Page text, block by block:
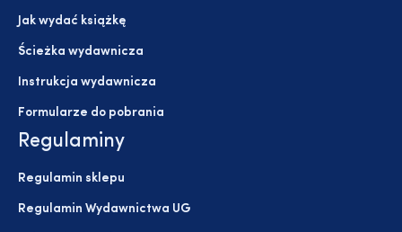
Jak wydać książkę
Ścieżka wydawnicza
Instrukcja wydawnicza
Formularze do pobrania
Regulaminy
Regulamin sklepu
Regulamin Wydawnictwa UG